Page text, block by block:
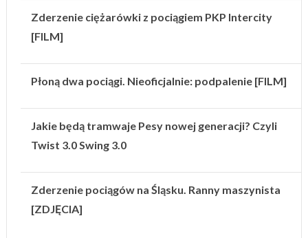
Zderzenie ciężarówki z pociągiem PKP Intercity
[FILM]
Płoną dwa pociągi. Nieoficjalnie: podpalenie [FILM]
Jakie będą tramwaje Pesy nowej generacji? Czyli
Twist 3.0 Swing 3.0
Zderzenie pociągów na Śląsku. Ranny maszynista
[ZDJĘCIA]